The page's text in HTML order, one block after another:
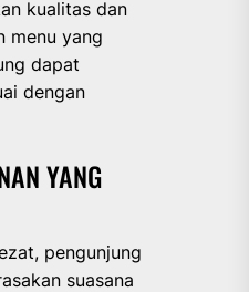
kualitas dan
menu yang
dapat
dengan
YANG
pengunjung
suasana